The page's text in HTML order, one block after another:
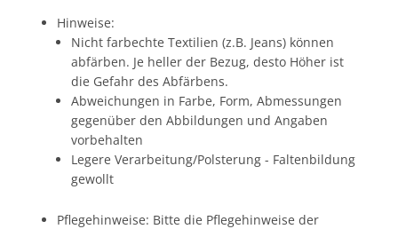
Hinweise:
Nicht farbechte Textilien (z.B. Jeans) können
abfärben. Je heller der Bezug, desto Höher ist
die Gefahr des Abfärbens.
Abweichungen in Farbe, Form, Abmessungen
gegenüber den Abbildungen und Angaben
vorbehalten
Legere Verarbeitung/Polsterung - Faltenbildung
gewollt
Pflegehinweise: Bitte die Pflegehinweise der